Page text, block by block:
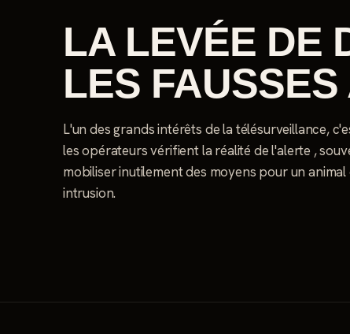
LA LEVÉE DE
LES
L'un des grands intérêts de la télésurveillance,
les opérateurs vérifient la réalité de l'alerte ,
mobiliser inutilement des moyens pour un
intrusion.